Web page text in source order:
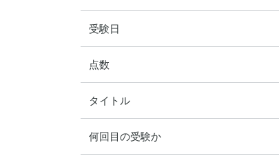
受験日
点数
タイトル
何回目の受験か